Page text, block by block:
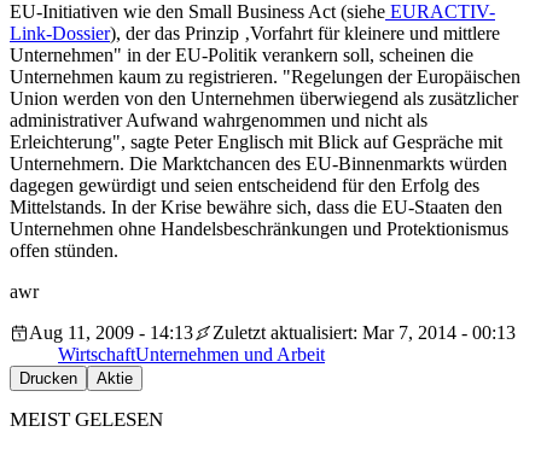
EU-Initiativen wie den Small Business Act (siehe EURACTIV-
Link-Dossier), der das Prinzip ‚Vorfahrt für kleinere und mittlere
Unternehmen" in der EU-Politik verankern soll, scheinen die
Unternehmen kaum zu registrieren. "Regelungen der Europäischen
Union werden von den Unternehmen überwiegend als zusätzlicher
administrativer Aufwand wahrgenommen und nicht als
Erleichterung", sagte Peter Englisch mit Blick auf Gespräche mit
Unternehmern. Die Marktchancen des EU-Binnenmarkts würden
dagegen gewürdigt und seien entscheidend für den Erfolg des
Mittelstands. In der Krise bewähre sich, dass die EU-Staaten den
Unternehmen ohne Handelsbeschränkungen und Protektionismus
offen stünden.
awr
Aug 11, 2009 - 14:13
Zuletzt aktualisiert: Mar 7, 2014 - 00:13
WirtschaftUnternehmen und Arbeit
Drucken Aktie
MEIST GELESEN